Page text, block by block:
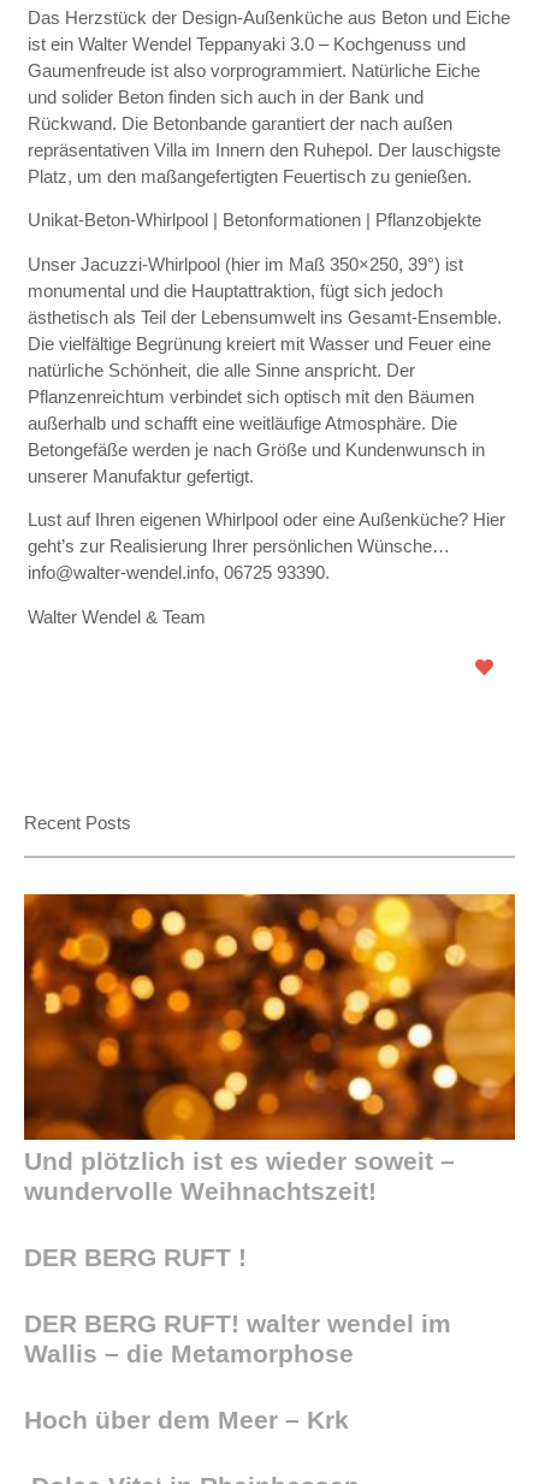
Das Herzstück der Design-Außenküche aus Beton und Eiche
ist ein Walter Wendel Teppanyaki 3.0 – Kochgenuss und
Gaumenfreude ist also vorprogrammiert. Natürliche Eiche
und solider Beton finden sich auch in der Bank und
Rückwand. Die Betonbande garantiert der nach außen
repräsentativen Villa im Innern den Ruhepol. Der lauschigste
Platz, um den maßangefertigten Feuertisch zu genießen.
Unikat-Beton-Whirlpool | Betonformationen | Pflanzobjekte
Unser Jacuzzi-Whirlpool (hier im Maß 350×250, 39°) ist
monumental und die Hauptattraktion, fügt sich jedoch
ästhetisch als Teil der Lebensumwelt ins Gesamt-Ensemble.
Die vielfältige Begrünung kreiert mit Wasser und Feuer eine
natürliche Schönheit, die alle Sinne anspricht. Der
Pflanzenreichtum verbindet sich optisch mit den Bäumen
außerhalb und schafft eine weitläufige Atmosphäre. Die
Betongefäße werden je nach Größe und Kundenwunsch in
unserer Manufaktur gefertigt.
Lust auf Ihren eigenen Whirlpool oder eine Außenküche? Hier
geht’s zur Realisierung Ihrer persönlichen Wünsche…
info@walter-wendel.info, 06725 93390.
Walter Wendel & Team
Recent Posts
Und plötzlich ist es wieder soweit –
wundervolle Weihnachtszeit!
DER BERG RUFT !
DER BERG RUFT! walter wendel im
Wallis – die Metamorphose
Hoch über dem Meer – Krk